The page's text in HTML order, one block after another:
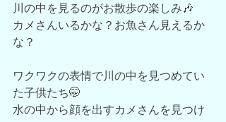
川の中を見るのがお散歩の楽しみ🎶
カメさんいるかな？お魚さん見えるか
な？
ワクワクの表情で川の中を見つめてい
た子供たち🤭
水の中から顔を出すカメさんを見つけ